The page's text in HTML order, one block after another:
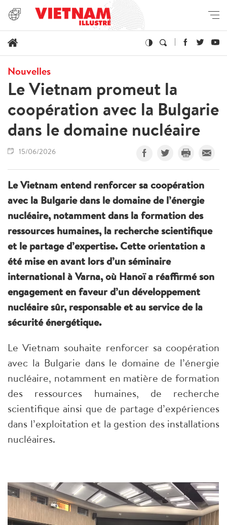
Nouvelles
Le Vietnam promeut la
coopération avec la Bulgarie
dans le domaine nucléaire
15/06/2026
Le Vietnam entend renforcer sa coopération
avec la Bulgarie dans le domaine de l’énergie
nucléaire, notamment dans la formation des
ressources humaines, la recherche scientifique
et le partage d’expertise. Cette orientation a
été mise en avant lors d’un séminaire
international à Varna, où Hanoï a réaffirmé son
engagement en faveur d’un développement
nucléaire sûr, responsable et au service de la
sécurité énergétique.
Le Vietnam souhaite renforcer sa coopération
avec la Bulgarie dans le domaine de l’énergie
nucléaire, notamment en matière de formation
des ressources humaines, de recherche
scientifique ainsi que de partage d’expériences
dans l’exploitation et la gestion des installations
nucléaires.